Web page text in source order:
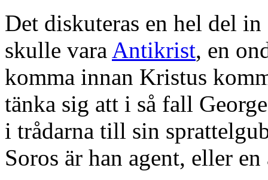
Det diskuteras en hel del
skulle vara Antikrist, en
komma innan Kristus
tänka sig att i så fall
i trådarna till sin
Soros är han agent, eller